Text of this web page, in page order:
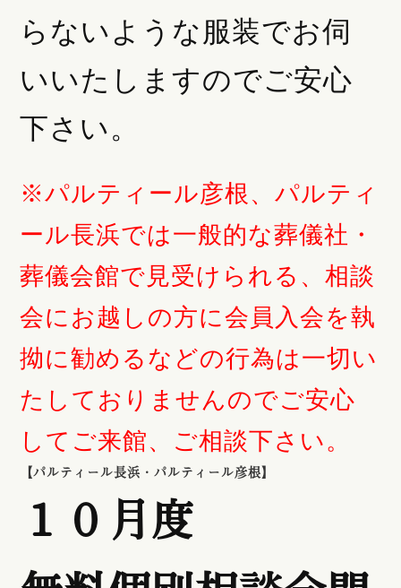
らないような服装でお伺
いいたしますのでご安心
下さい。
※パルティール彦根、パルティ
ール長浜では一般的な葬儀社・
葬儀会館で見受けられる、相談
会にお越しの方に会員入会を執
拗に勧めるなどの行為は一切い
たしておりませんのでご安心
してご来館、ご相談下さい。
【パルティール長浜・パルティール彦根】
１０月度